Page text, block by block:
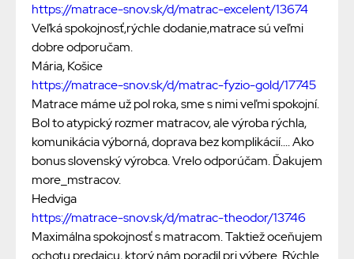
https://matrace-snov.sk/d/matrac-excelent/13674
Veľká spokojnosť,rýchle dodanie,matrace sú veľmi
dobre odporučam.
Mária, Košice
https://matrace-snov.sk/d/matrac-fyzio-gold/17745
Matrace máme už pol roka, sme s nimi veľmi spokojní.
Bol to atypický rozmer matracov, ale výroba rýchla,
komunikácia výborná, doprava bez komplikácií.... Ako
bonus slovenský výrobca. Vrelo odporúčam. Ďakujem
more_mstracov.
Hedviga
https://matrace-snov.sk/d/matrac-theodor/13746
Maximálna spokojnosť s matracom. Taktiež oceňujem
ochotu predajcu, ktorý nám poradil pri výbere. Rýchle